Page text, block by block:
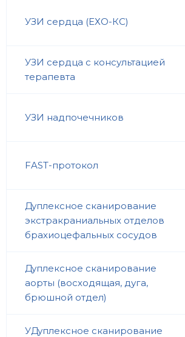
УЗИ сердца (ЕХО-КС)
УЗИ сердца с консультацией
терапевта
УЗИ надпочечников
FAST-протокол
Дуплексное сканирование
экстракраниальных отделов
брахиоцефальных сосудов
Дуплексное сканирование
аорты (восходящая, дуга,
брюшной отдел)
УДуплексное сканирование